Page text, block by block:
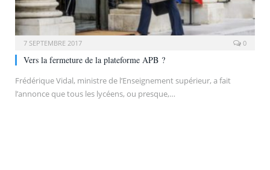
7 SEPTEMBRE 2017 0
Vers la fermeture de la plateforme APB ?
Frédérique Vidal, ministre de l’Enseignement supérieur, a fait
l’annonce que tous les lycéens, ou presque,…